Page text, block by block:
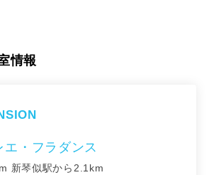
情報
エ・フラダンス
新琴似駅から2.1km